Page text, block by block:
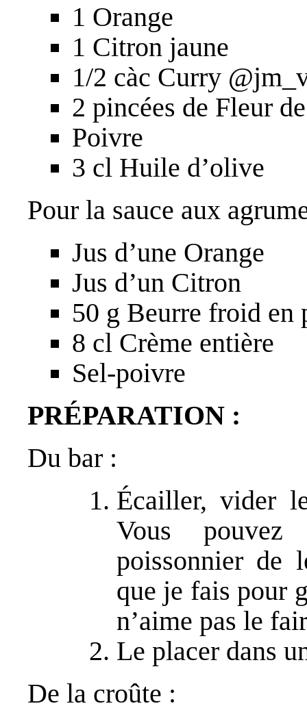
1 Orange
1 Citron jaune
1/2 càc Curry
2 pincées de Fleur
Poivre
3 cl Huile d’olive
Pour la sauce aux
Jus d’une Orange
Jus d’un Citron
50 g Beurre froid en
8 cl Crème entière
Sel-poivre
PRÉPARATION :
Du bar :
Écailler, vider
Vous
poissonnier de
que je fais pour
n’aime pas le
Le placer dans
De la croûte :